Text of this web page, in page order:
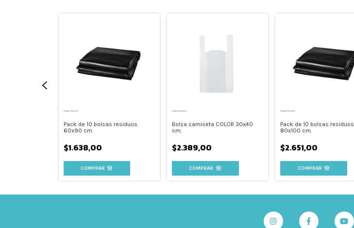
Pack de 10 bolsas residuos
60x90 cm.
$1.638,00
Bolsa camiseta COLOR 30x40
cm.
$2.389,00
Pack de 10 bolsas residuos
80x100 cm.
$2.651,00